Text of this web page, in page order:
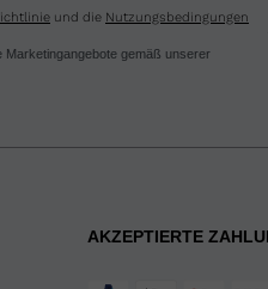
und die Nutzungsbedingungen
Marketingangebote gemäß unserer
AKZEPTIERTE